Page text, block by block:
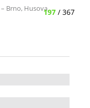
Brno, Husova197 / 367